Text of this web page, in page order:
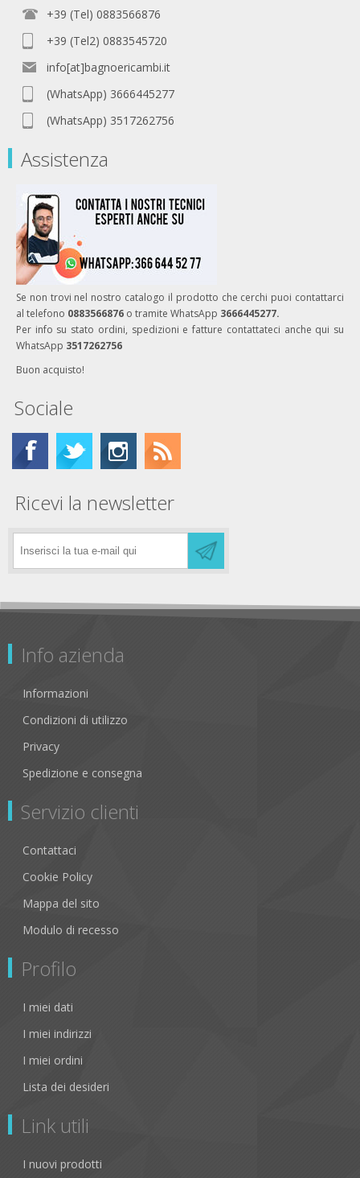
+39 (Tel) 0883566876
+39 (Tel2) 0883545720
info[at]bagnoericambi.it
(WhatsApp) 3666445277
(WhatsApp) 3517262756
Assistenza
Se non trovi nel nostro catalogo il prodotto che cerchi puoi contattarci
al telefono 0883566876 o tramite WhatsApp 3666445277.
Per info su stato ordini, spedizioni e fatture contattateci anche qui su
WhatsApp 3517262756
Buon acquisto!
Sociale
Ricevi la newsletter
Info azienda
Informazioni
Condizioni di utilizzo
Privacy
Spedizione e consegna
Servizio clienti
Contattaci
Cookie Policy
Mappa del sito
Modulo di recesso
Profilo
I miei dati
I miei indirizzi
I miei ordini
Lista dei desideri
Link utili
I nuovi prodotti